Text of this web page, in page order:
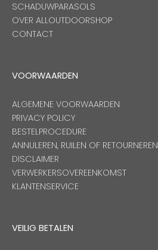
SCHADUWPARASOLS
OVER ALLOUTDOORSHOP
CONTACT
VOORWAARDEN
ALGEMENE VOORWAARDEN
PRIVACY POLICY
BESTELPROCEDURE
ANNULEREN, RUILEN OF RETOURNEREN
DISCLAIMER
VERWERKERSOVEREENKOMST
KLANTENSERVICE
VEILIG BETALEN